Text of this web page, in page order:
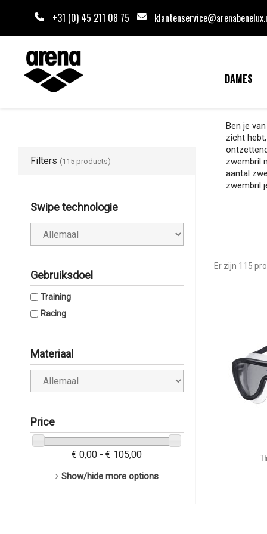
+31 (0) 45 211 08 75
DAMES
Filters (115 products)
Swipe technologie
Gebruiksdoel
Training
Racing
Materiaal
Price
€ 0,00 - € 105,00
Show/hide more options
Ben je
zicht
zwembril
aantal
zwembril
Er zijn 115